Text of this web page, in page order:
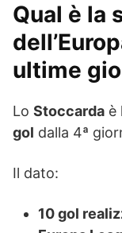
Qual è la
ultime
Lo Stoccarda è
gol dalla 4ª
Il dato:
10 gol